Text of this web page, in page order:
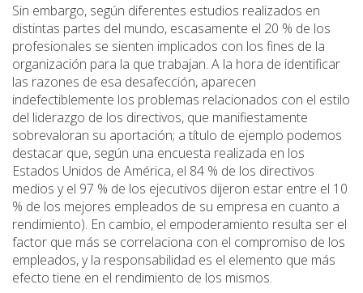
Sin embargo, según diferentes estudios realizados en
distintas partes del mundo, escasamente el 20 % de los
profesionales se sienten implicados con los fines de la
organización para la que trabajan. A la hora de identificar
las razones de esa desafección, aparecen
indefectiblemente los problemas relacionados con el estilo
del liderazgo de los directivos, que manifiestamente
sobrevaloran su aportación; a título de ejemplo podemos
destacar que, según una encuesta realizada en los
Estados Unidos de América, el 84 % de los directivos
medios y el 97 % de los ejecutivos dijeron estar entre el 10
% de los mejores empleados de su empresa en cuanto a
rendimiento). En cambio, el empoderamiento resulta ser el
factor que más se correlaciona con el compromiso de los
empleados, y la responsabilidad es el elemento que más
efecto tiene en el rendimiento de los mismos.